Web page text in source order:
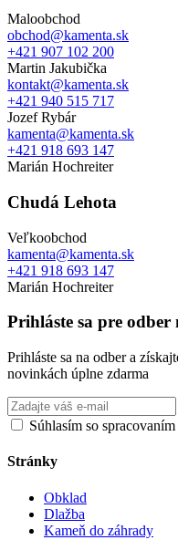
Maloobchod
obchod@kamenta.sk
+421 907 102 200
Martin Jakubička
kontakt@kamenta.sk
+421 940 515 717
Jozef Rybár
kamenta@kamenta.sk
+421 918 693 147
Marián Hochreiter
Chudá Lehota
Veľkoobchod
kamenta@kamenta.sk
+421 918 693 147
Marián Hochreiter
Prihláste sa pre odber
Prihláste sa na odber a
novinkách úplne zdarma
Súhlasím so spracovaním
Stránky
Obklad
Dlažba
Kameň do záhrady